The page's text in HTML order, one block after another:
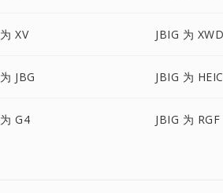
XV JBIG 为 XWD
JBG JBIG 为 HEIC
G4 JBIG 为 RGF